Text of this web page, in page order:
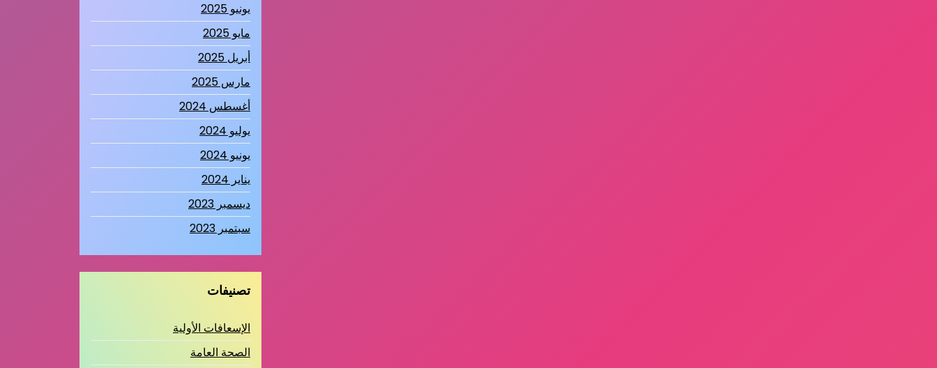
يونيو 2025
مايو 2025
أبريل 2025
مارس 2025
أغسطس 2024
يوليو 2024
يونيو 2024
يناير 2024
ديسمبر 2023
سبتمبر 2023
تصنيفات
الإسعافات الأولية
الصحة العامة